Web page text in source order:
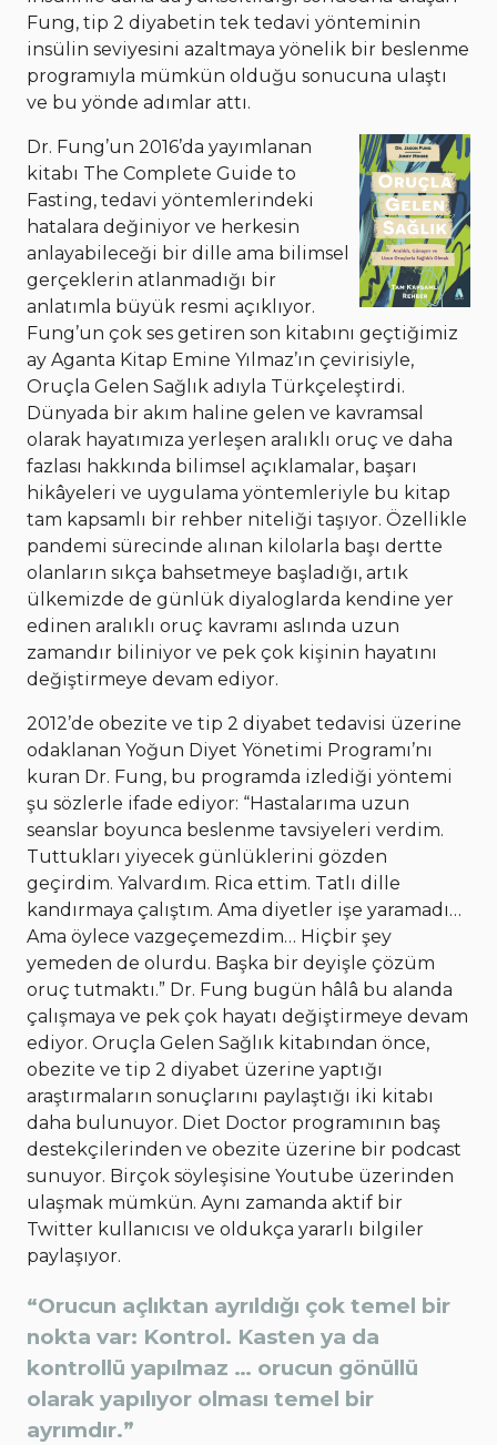
Fung, tip 2 diyabetin tek tedavi yönteminin
insülin seviyesini azaltmaya yönelik bir beslenme
programıyla mümkün olduğu sonucuna ulaştı
ve bu yönde adımlar attı.
Dr. Fung’un 2016’da yayımlanan
kitabı The Complete Guide to
Fasting, tedavi yöntemlerindeki
hatalara değiniyor ve herkesin
anlayabileceği bir dille ama bilimsel
gerçeklerin atlanmadığı bir
anlatımla büyük resmi açıklıyor.
Fung’un çok ses getiren son kitabını geçtiğimiz
ay Aganta Kitap Emine Yılmaz’ın çevirisiyle,
Oruçla Gelen Sağlık adıyla Türkçeleştirdi.
Dünyada bir akım haline gelen ve kavramsal
olarak hayatımıza yerleşen aralıklı oruç ve daha
fazlası hakkında bilimsel açıklamalar, başarı
hikâyeleri ve uygulama yöntemleriyle bu kitap
tam kapsamlı bir rehber niteliği taşıyor. Özellikle
pandemi sürecinde alınan kilolarla başı dertte
olanların sıkça bahsetmeye başladığı, artık
ülkemizde de günlük diyaloglarda kendine yer
edinen aralıklı oruç kavramı aslında uzun
zamandır biliniyor ve pek çok kişinin hayatını
değiştirmeye devam ediyor.
2012’de obezite ve tip 2 diyabet tedavisi üzerine
odaklanan Yoğun Diyet Yönetimi Programı’nı
kuran Dr. Fung, bu programda izlediği yöntemi
şu sözlerle ifade ediyor: “Hastalarıma uzun
seanslar boyunca beslenme tavsiyeleri verdim.
Tuttukları yiyecek günlüklerini gözden
geçirdim. Yalvardım. Rica ettim. Tatlı dille
kandırmaya çalıştım. Ama diyetler işe yaramadı…
Ama öylece vazgeçemezdim… Hiçbir şey
yemeden de olurdu. Başka bir deyişle çözüm
oruç tutmaktı.” Dr. Fung bugün hâlâ bu alanda
çalışmaya ve pek çok hayatı değiştirmeye devam
ediyor. Oruçla Gelen Sağlık kitabından önce,
obezite ve tip 2 diyabet üzerine yaptığı
araştırmaların sonuçlarını paylaştığı iki kitabı
daha bulunuyor. Diet Doctor programının baş
destekçilerinden ve obezite üzerine bir podcast
sunuyor. Birçok söyleşisine Youtube üzerinden
ulaşmak mümkün. Aynı zamanda aktif bir
Twitter kullanıcısı ve oldukça yararlı bilgiler
paylaşıyor.
“Orucun açlıktan ayrıldığı çok temel bir
nokta var: Kontrol. Kasten ya da
kontrollü yapılmaz … orucun gönüllü
olarak yapılıyor olması temel bir
ayrımdır.”